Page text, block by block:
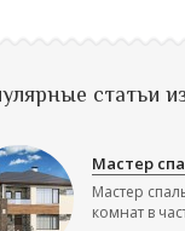
статьи
Мастер
Мастер
комнат в